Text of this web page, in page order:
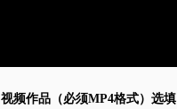
视频作品（必须MP4格式）选填